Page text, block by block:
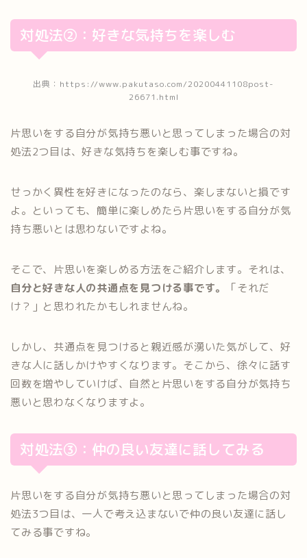
対処法②：好きな気持ちを楽しむ
出典：https://www.pakutaso.com/20200441108post-
26671.html
片思いをする自分が気持ち悪いと思ってしまった場合の対
処法2つ目は、好きな気持ちを楽しむ事ですね。
せっかく異性を好きになったのなら、楽しまないと損です
よ。といっても、簡単に楽しめたら片思いをする自分が気
持ち悪いとは思わないですよね。
そこで、片思いを楽しめる方法をご紹介します。それは、
自分と好きな人の共通点を見つける事です。
「それだ
け？」と思われたかもしれませんね。
しかし、共通点を見つけると親近感が湧いた気がして、好
きな人に話しかけやすくなります。そこから、徐々に話す
回数を増やしていけば、自然と片思いをする自分が気持ち
悪いと思わなくなりますよ。
対処法③：仲の良い友達に話してみる
片思いをする自分が気持ち悪いと思ってしまった場合の対
処法3つ目は、一人で考え込まないで仲の良い友達に話し
てみる事ですね。